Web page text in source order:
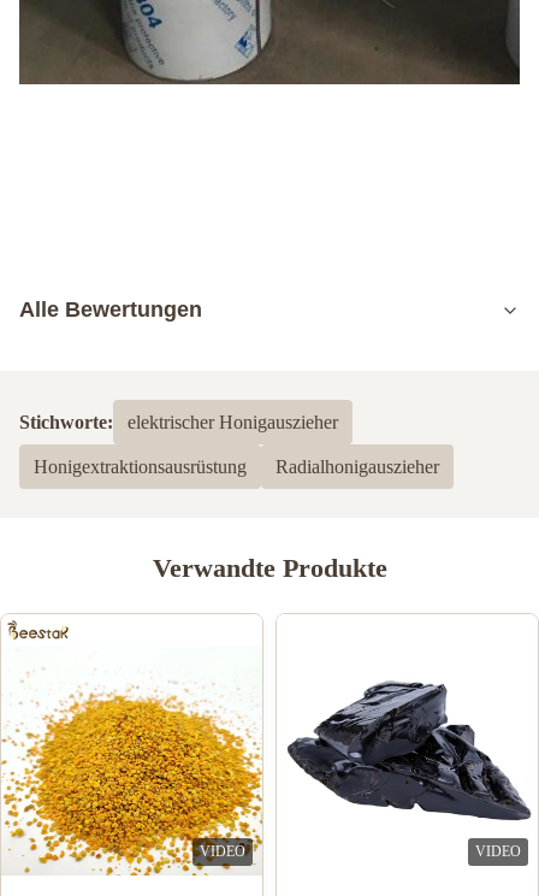
Alle Bewertungen
Basierend auf 50 jüngsten Bewertungen
5
K Krys Wojciak
Mar 17.2023
Fantastic Customer service from Shirley. A pleasant helpful lady
to deal with. Delivery was prompt and tracking was great. Quality
of product was exceptional.
Stichworte: elektrischer Honigauszieher
Honigextraktionsausrüstung Radialhonigauszieher
Verwandte Produkte
VIDEO VIDEO